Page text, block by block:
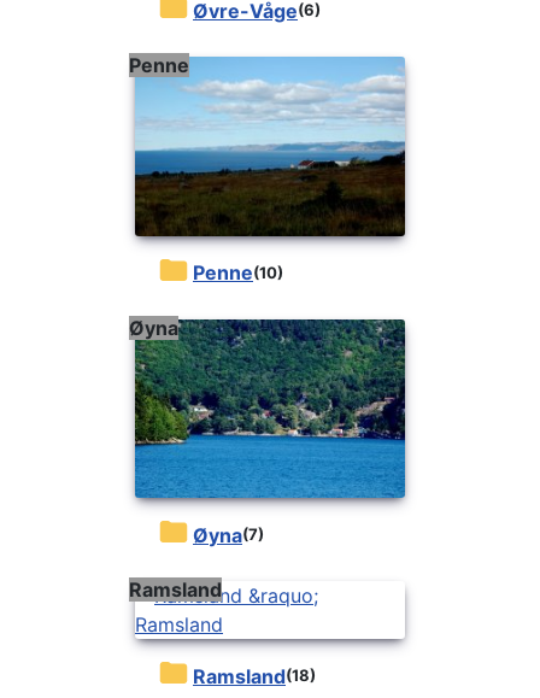
Øvre-Våge(6)
Penne(10)
Penne
Øyna(7)
Øyna
Ramsland(18)
Ramsland